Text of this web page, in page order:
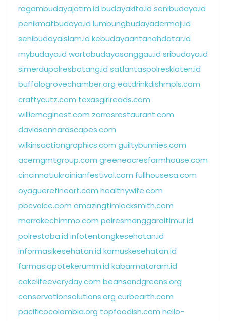
ragambudayajatim.id budayakita.id senibudaya.id
penikmatbudaya.id lumbungbudayadermaji.id
senibudayaislam.id kebudayaantanahdatar.id
mybudaya.id wartabudayasanggau.id sribudaya.id
simerdupolresbatang.id satlantaspolresklaten.id
buffalogrovechamber.org eatdrinkdishmpls.com
craftycutz.com texasgirlreads.com
williemcginest.com zorrosrestaurant.com
davidsonhardscapes.com
wilkinsactiongraphics.com guiltybunnies.com
acemgmtgroup.com greeneacresfarmhouse.com
cincinnatiukrainianfestival.com fullhousesa.com
oyaguerefineart.com healthywife.com
pbcvoice.com amazingtimlocksmith.com
marrakechimmo.com polresmanggaraitimur.id
polrestoba.id infotentangkesehatan.id
informasikesehatan.id kamuskesehatan.id
farmasiapotekerumm.id kabarmataram.id
cakelifeeveryday.com beansandgreens.org
conservationsolutions.org curbearth.com
pacificocolombia.org topfoodish.com hello-